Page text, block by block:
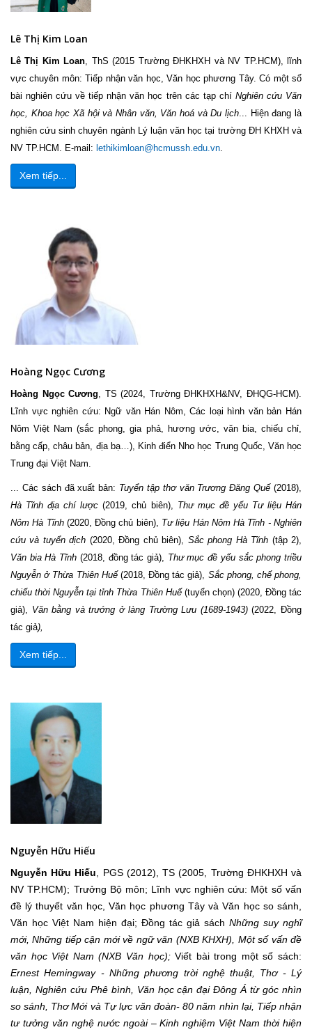
Lê Thị Kim Loan
Lê Thị Kim Loan, ThS (2015 Trường ĐHKHXH và NV TP.HCM), lĩnh
vực chuyên môn: Tiếp nhận văn học, Văn học phương Tây. Có một số
bài nghiên cứu về tiếp nhận văn học trên các tạp chí Nghiên cứu Văn
học, Khoa học Xã hội và Nhân văn, Văn hoá và Du lịch... Hiện đang là
nghiên cứu sinh chuyên ngành Lý luận văn học tại trường ĐH KHXH và
NV TP.HCM. E-mail: lethikimloan@hcmussh.edu.vn.
Xem tiếp...
Hoàng Ngọc Cương
Hoàng Ngọc Cương, TS (2024, Trường ĐHKHXH&NV, ĐHQG-HCM).
Lĩnh vực nghiên cứu: Ngữ văn Hán Nôm, Các loại hình văn bản Hán
Nôm Việt Nam (sắc phong, gia phả, hương ước, văn bia, chiếu chỉ,
bằng cấp, châu bản, địa bạ…), Kinh điển Nho học Trung Quốc, Văn học
Trung đại Việt Nam.
... Các sách đã xuất bản: Tuyển tập thơ văn Trương Đăng Quế (2018),
Hà Tĩnh địa chí lược(2019, chủ biên), Thư mục đề yếu Tư liệu Hán
Nôm Hà Tĩnh(2020, Đồng chủ biên), Tư liệu Hán Nôm Hà Tĩnh - Nghiên
cứu và tuyển dịch (2020, Đồng chủ biên), Sắc phong Hà Tĩnh (tập 2),
Văn bia Hà Tĩnh (2018, đồng tác giả), Thư mục đề yếu sắc phong triều
Nguyễn ở Thừa Thiên Huế(2018, Đồng tác giả), Sắc phong, chế phong,
chiếu thời Nguyễn tại tỉnh Thừa Thiên Huế(tuyển chọn) (2020, Đồng tác
giả), Văn bằng và trướng ở làng Trường Lưu (1689-1943)(2022, Đồng
tác giả),
Xem tiếp...
Nguyễn Hữu Hiếu
Nguyễn Hữu Hiếu , PGS (2012), TS (2005, Trường ĐHKHXH và
NV TP.HCM); Trưởng Bộ môn; Lĩnh vực nghiên cứu: Một số vấn
đề lý thuyết văn học, Văn học phương Tây và Văn học so sánh,
Văn học Việt Nam hiện đại; Đồng tác giả sách Những suy nghĩ
mới, Những tiếp cận mới về ngữ văn (NXB KHXH), Một số vấn đề
văn học Việt Nam (NXB Văn học);Viết bài trong một số sách:
Ernest Hemingway - Những phương trời nghệ thuật, Thơ - Lý
luận, Nghiên cứu Phê bình, Văn học cận đại Đông Á từ góc nhìn
so sánh, Thơ Mới và Tự lực văn đoàn- 80 năm nhìn lại, Tiếp nhận
tư tưởng văn nghệ nước ngoài – Kinh nghiệm Việt Nam thời hiện